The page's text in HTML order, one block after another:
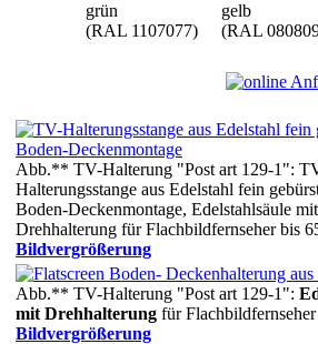
grün
(RAL 1107077)
gelb
(RAL
Abb.** TV-Halterung "Post art 129-1":
Halterungsstange aus Edelstahl fein
Boden-Deckenmontage, Edelstahlsäule mit
Drehhalterung für Flachbildfernseher bis
Bildvergrößerung
Abb.** TV-Halterung "Post art 129-1":
mit Drehhalterung für
Bildvergrößerung